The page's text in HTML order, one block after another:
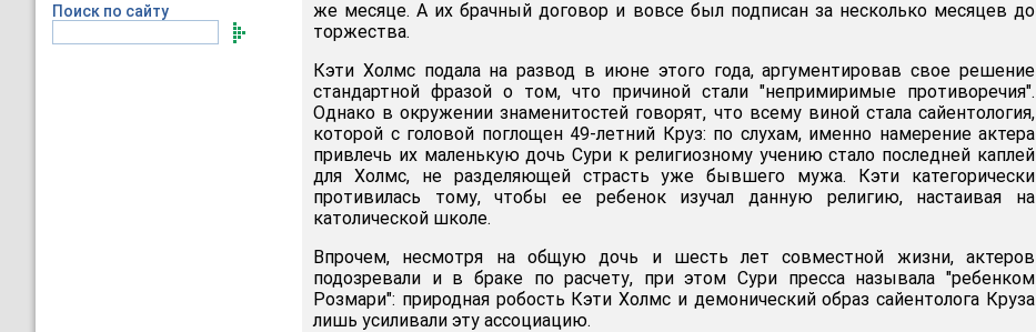
Поиск по сайту
же месяце. А их брачный договор и вовсе был подписан за несколько месяцев до
торжества.
Кэти Холмс подала на развод в июне этого года, аргументировав свое решение
стандартной фразой о том, что причиной стали "непримиримые противоречия".
Однако в окружении знаменитостей говорят, что всему виной стала сайентология,
которой с головой поглощен 49-летний Круз: по слухам, именно намерение актера
привлечь их маленькую дочь Сури к религиозному учению стало последней каплей
для Холмс, не разделяющей страсть уже бывшего мужа. Кэти категорически
противилась тому, чтобы ее ребенок изучал данную религию, настаивая на
католической школе.
Впрочем, несмотря на общую дочь и шесть лет совместной жизни, актеров
подозревали и в браке по расчету, при этом Сури пресса называла "ребенком
Розмари": природная робость Кэти Холмс и демонический образ сайентолога Круза
лишь усиливали эту ассоциацию.